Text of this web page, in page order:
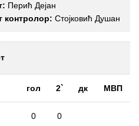
Перић Дејан
контролор: Стојковић Душан
гол 2` дк МВП
0 0